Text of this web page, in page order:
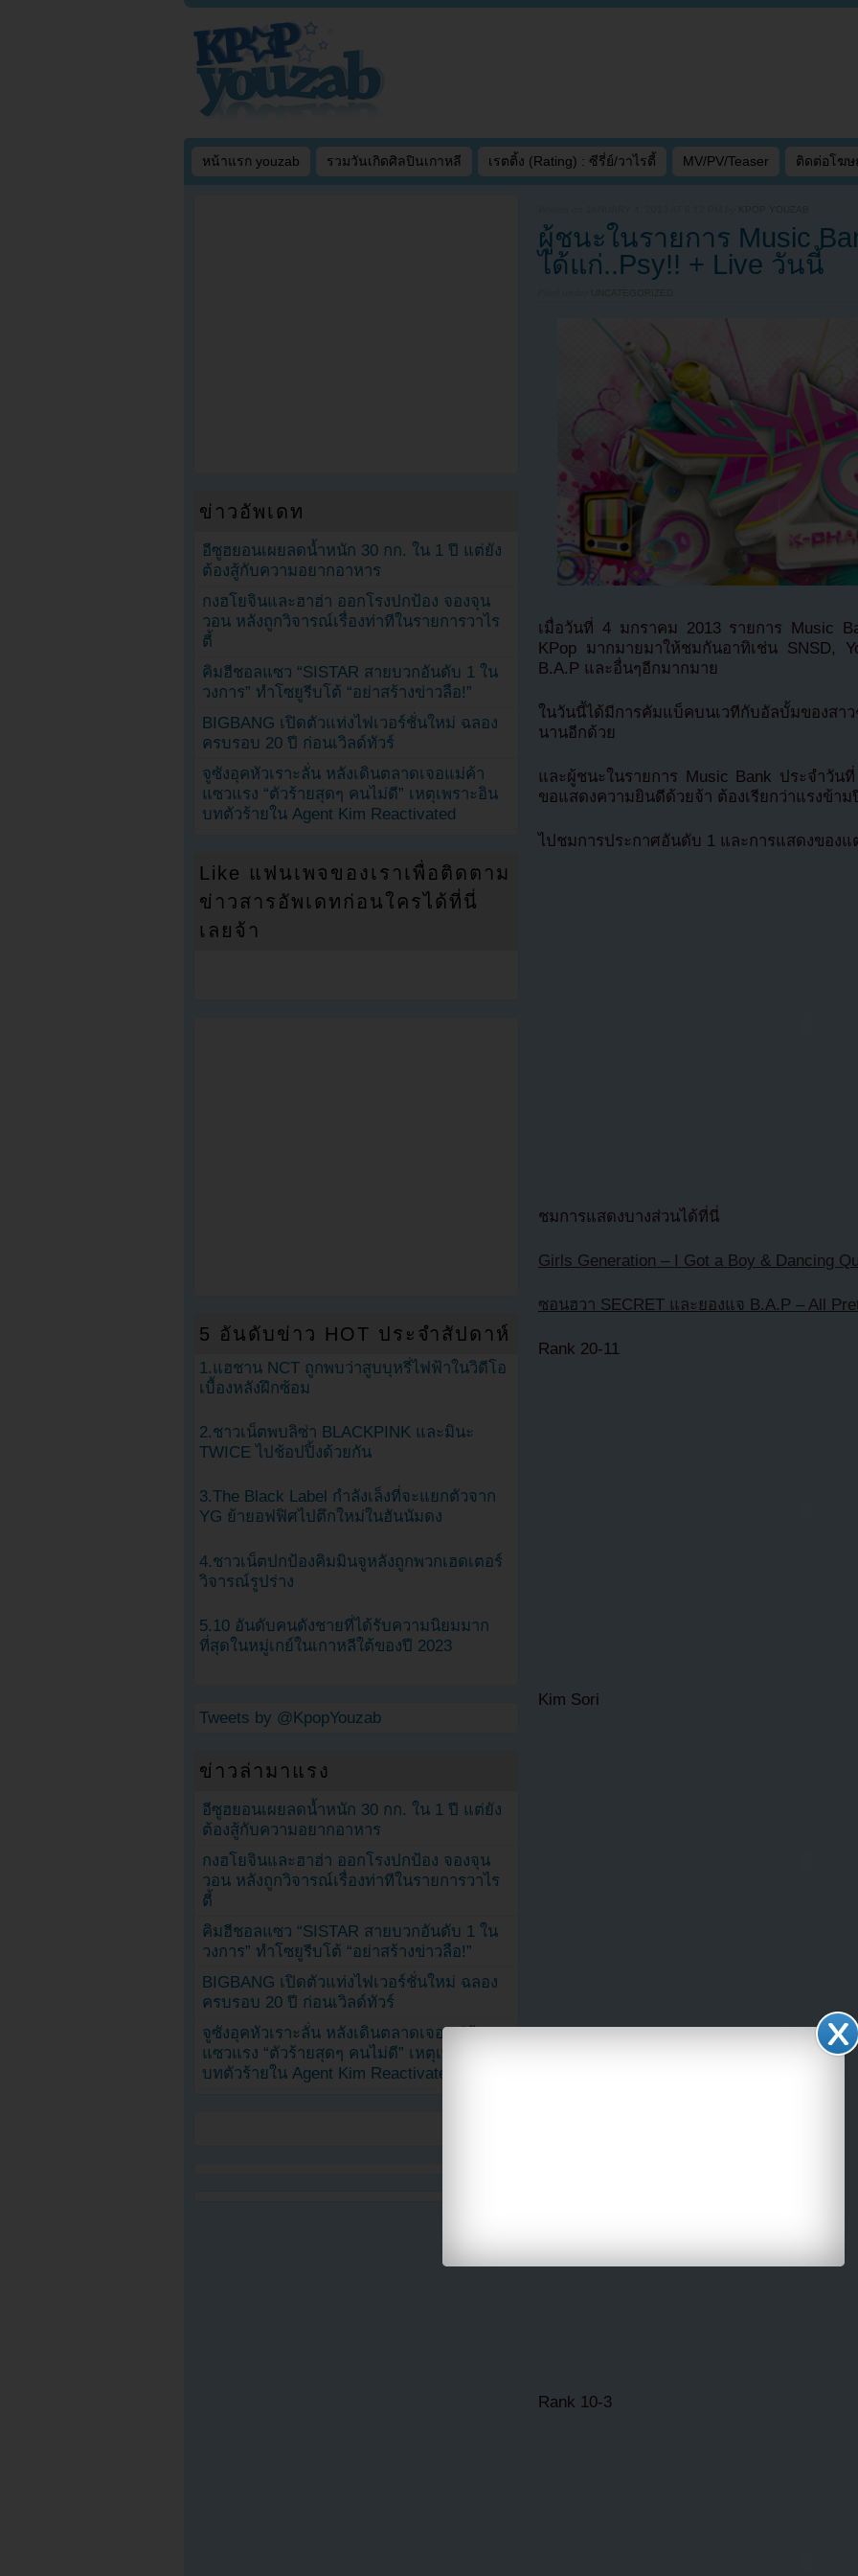
หน้าแรก youzab รวมวันเกิดศิลปินเกาหลี เรตติ้ง (Rating) : ซีรี่ย์/วาไรตี้ MV/PV/Teaser ติดต่อโฆ
KPOP YOUZAB
ผู้ชนะในรายการ Music
ได้แก่..Psy!! + Live วันนี้
UNCATEGORIZED
เมื่อวันที่ 4 มกราคม 2013 รายการ Music
KPop มากมายมาให้ชมกันอาทิเช่น SNSD,
B.A.P และอื่นๆอีกมากมาย
ในวันนี้ได้มีการคัมแบ็คบนเวทีกับอัลบั้มของสา
นานอีกด้วย
และผู้ชนะในรายการ Music Bank ประจำวั
ขอแสดงความยินดีด้วยจ้า ต้องเรียกว่าแรงข้า
ไปชมการประกาศอันดับ 1 และการแสดงของแ
ชมการแสดงบางส่วนได้ที่นี่
Girls Generation – I Got a Boy & Dancing
ซอนฮวา SECRET และยองแจ B.A.P – All
Rank 20-11
Kim Sori
Rank 10-3
ข่าวอัพเดท
อีซูฮยอนเผยลดน้ำหนัก 30 กก. ใน 1 ปี แต่ยัง
ต้องสู้กับความอยากอาหาร
กงฮโยจินและฮาฮ่า ออกโรงปกป้อง จองจุน
วอน หลังถูกวิจารณ์เรื่องท่าทีในรายการวาไร
ตี้
คิมฮีชอลแซว “SISTAR สายบวกอันดับ 1 ใน
วงการ” ทำโซยูรีบโต้ “อย่าสร้างข่าวลือ!”
BIGBANG เปิดตัวแท่งไฟเวอร์ชั่นใหม่ ฉลอง
ครบรอบ 20 ปี ก่อนเวิลด์ทัวร์
จูซังอุคหัวเราะลั่น หลังเดินตลาดเจอแม่ค้า
แซวแรง “ตัวร้ายสุดๆ คนไม่ดี” เหตุเพราะอิน
บทตัวร้ายใน Agent Kim Reactivated
Like แฟนเพจของเราเพื่อติดตาม
ข่าวสารอัพเดทก่อนใครได้ที่นี่
เลยจ้า
5 อันดับข่าว HOT ประจำสัปดาห์
1.แฮชาน NCT ถูกพบว่าสูบบุหรี่ไฟฟ้าในวิดีโอ
เบื้องหลังฝึกซ้อม
2.ชาวเน็ตพบลิซ่า BLACKPINK และมินะ
TWICE ไปช้อปปิ้งด้วยกัน
3.The Black Label กำลังเล็งที่จะแยกตัวจาก
YG ย้ายอฟฟิศไปตึกใหม่ในฮันนัมดง
4.ชาวเน็ตปกป้องคิมมินจูหลังถูกพวกเฮดเตอร์
วิจารณ์รูปร่าง
5.10 อันดับคนดังชายที่ได้รับความนิยมมาก
ที่สุดในหมู่เกย์ในเกาหลีใต้ของปี 2023
Tweets by @KpopYouzab
ข่าวล่ามาแรง
อีซูฮยอนเผยลดน้ำหนัก 30 กก. ใน 1 ปี แต่ยัง
ต้องสู้กับความอยากอาหาร
กงฮโยจินและฮาฮ่า ออกโรงปกป้อง จองจุน
วอน หลังถูกวิจารณ์เรื่องท่าทีในรายการวาไร
ตี้
คิมฮีชอลแซว “SISTAR สายบวกอันดับ 1 ใน
วงการ” ทำโซยูรีบโต้ “อย่าสร้างข่าวลือ!”
BIGBANG เปิดตัวแท่งไฟเวอร์ชั่นใหม่ ฉลอง
ครบรอบ 20 ปี ก่อนเวิลด์ทัวร์
จูซังอุคหัวเราะลั่น หลังเดินตลาดเจอแม่ค้า
แซวแรง “ตัวร้ายสุดๆ คนไม่ดี” เหตุเพราะอิน
บทตัวร้ายใน Agent Kim Reactivated